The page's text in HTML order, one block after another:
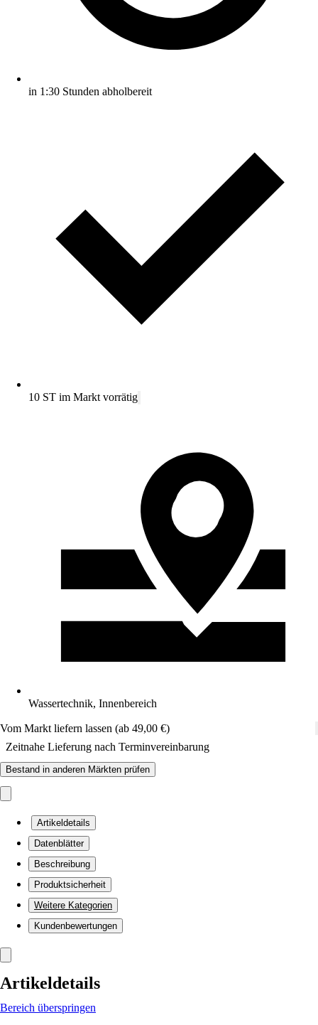
in 1:30 Stunden abholbereit
10 ST im Markt vorrätig
Wassertechnik, Innenbereich
Vom Markt liefern lassen (ab 49,00 €)
Zeitnahe Lieferung nach Terminvereinbarung
Bestand in anderen Märkten prüfen
Artikeldetails
Datenblätter
Beschreibung
Produktsicherheit
Weitere Kategorien
Kundenbewertungen
Artikeldetails
Bereich überspringen